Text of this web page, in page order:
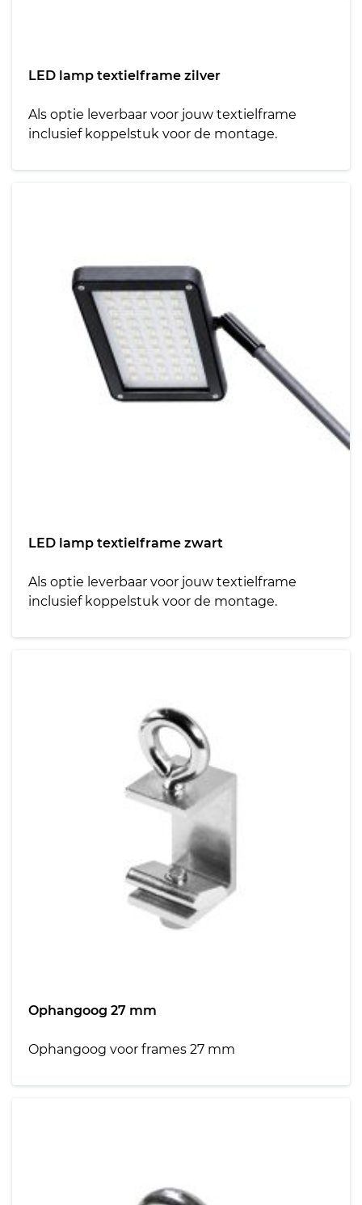
LED lamp textielframe zilver
Als optie leverbaar voor jouw textielframe
inclusief koppelstuk voor de montage.
LED lamp textielframe zwart
Als optie leverbaar voor jouw textielframe
inclusief koppelstuk voor de montage.
Ophangoog 27 mm
Ophangoog voor frames 27 mm